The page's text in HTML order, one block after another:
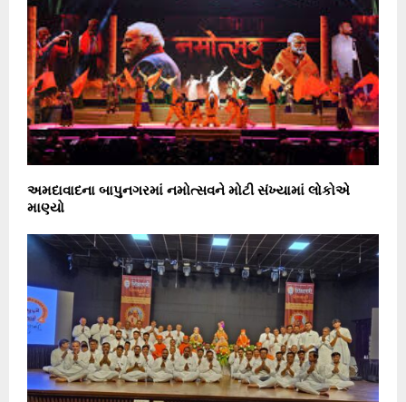
અમદાવાદના બાપુનગરમાં નમોત્સવને મોટી સંખ્યામાં લોકોએ
માણ્યો